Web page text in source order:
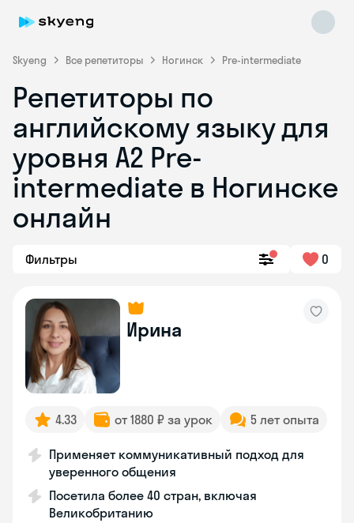
Skyeng Все репетиторы Ногинск Pre-intermediate
Репетиторы по
английскому языку для
уровня A2 Pre-
intermediate в Ногинске
онлайн
Фильтры 0
Ирина
4.33 от 1880 ₽ за урок 5 лет опыта
Применяет коммуникативный подход для
уверенного общения
Посетила более 40 стран, включая
Великобританию
Skyeng Chat
online